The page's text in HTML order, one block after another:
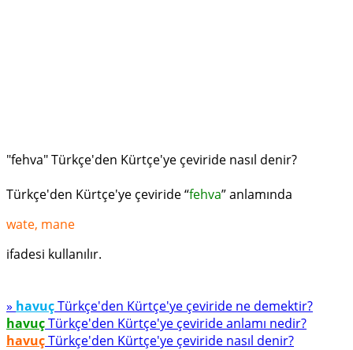
"fehva" Türkçe'den Kürtçe'ye çeviride nasıl denir?
Türkçe'den Kürtçe'ye çeviride “fehva” anlamında
wate, mane
ifadesi kullanılır.
» havuçTürkçe'den Kürtçe'ye çeviride ne demektir?
havuçTürkçe'den Kürtçe'ye çeviride anlamı nedir?
havuçTürkçe'den Kürtçe'ye çeviride nasıl denir?